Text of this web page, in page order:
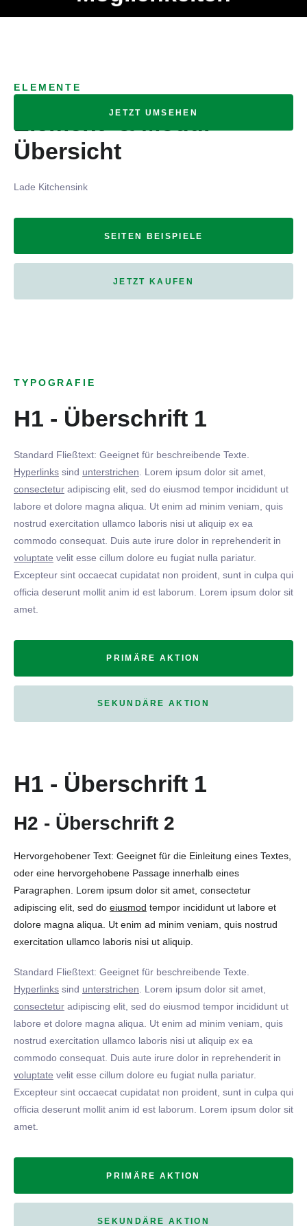
JETZT UMSEHEN
ELEMENTE
Element- & Modul-
Übersicht
Lade Kitchensink
SEITEN BEISPIELE
JETZT KAUFEN
TYPOGRAFIE
H1 - Überschrift 1
Standard Fließtext: Geeignet für beschreibende Texte.
Hyperlinks sind unterstrichen . Lorem ipsum dolor sit amet,
consectetur adipiscing elit, sed do eiusmod tempor incididunt ut
labore et dolore magna aliqua. Ut enim ad minim veniam, quis
nostrud exercitation ullamco laboris nisi ut aliquip ex ea
commodo consequat. Duis aute irure dolor in reprehenderit in
voluptate velit esse cillum dolore eu fugiat nulla pariatur.
Excepteur sint occaecat cupidatat non proident, sunt in culpa qui
officia deserunt mollit anim id est laborum. Lorem ipsum dolor sit
amet.
PRIMÄRE AKTION
SEKUNDÄRE AKTION
H1 - Überschrift 1
H2 - Überschrift 2
Hervorgehobener Text: Geeignet für die Einleitung eines Textes,
oder eine hervorgehobene Passage innerhalb eines
Paragraphen. Lorem ipsum dolor sit amet, consectetur
adipiscing elit, sed do eiusmod tempor incididunt ut labore et
dolore magna aliqua. Ut enim ad minim veniam, quis nostrud
exercitation ullamco laboris nisi ut aliquip.
Standard Fließtext: Geeignet für beschreibende Texte.
Hyperlinks sind unterstrichen . Lorem ipsum dolor sit amet,
consectetur adipiscing elit, sed do eiusmod tempor incididunt ut
labore et dolore magna aliqua. Ut enim ad minim veniam, quis
nostrud exercitation ullamco laboris nisi ut aliquip ex ea
commodo consequat. Duis aute irure dolor in reprehenderit in
voluptate velit esse cillum dolore eu fugiat nulla pariatur.
Excepteur sint occaecat cupidatat non proident, sunt in culpa qui
officia deserunt mollit anim id est laborum. Lorem ipsum dolor sit
amet.
PRIMÄRE AKTION
SEKUNDÄRE AKTION